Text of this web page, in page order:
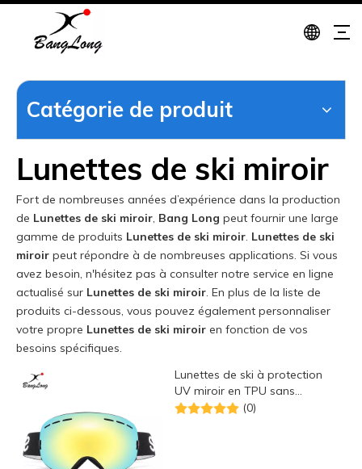
Catégorie de produit
Lunettes de ski miroir
Fort de nombreuses années d’expérience dans la production
de Lunettes de ski miroir, Bang Long peut fournir une large
gamme de produits Lunettes de ski miroir. Lunettes de ski
miroir peut répondre à de nombreuses applications. Si vous
avez besoin, n'hésitez pas à consulter notre service en ligne
actualisé sur Lunettes de ski miroir. En plus de la liste de
produits ci-dessous, vous pouvez également personnaliser
votre propre Lunettes de ski miroir en fonction de vos
besoins spécifiques.
Lunettes de ski à protection
UV miroir en TPU sans
cadre
(0)